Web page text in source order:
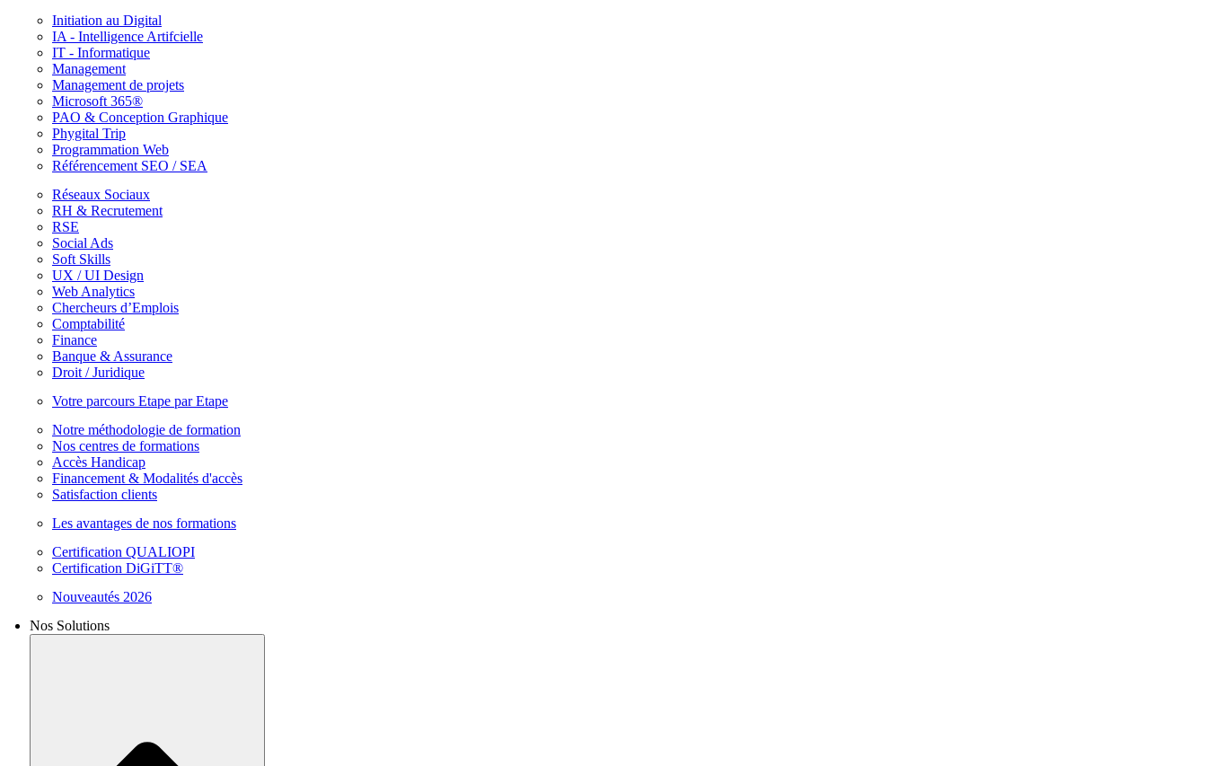
Initiation au Digital
IA - Intelligence Artifcielle
IT - Informatique
Management
Management de projets
Microsoft 365®
PAO & Conception Graphique
Phygital Trip
Programmation Web
Référencement SEO / SEA
Réseaux Sociaux
RH & Recrutement
RSE
Social Ads
Soft Skills
UX / UI Design
Web Analytics
Chercheurs d’Emplois
Comptabilité
Finance
Banque & Assurance
Droit / Juridique
Votre parcours Etape par Etape
Notre méthodologie de formation
Nos centres de formations
Accès Handicap
Financement & Modalités d'accès
Satisfaction clients
Les avantages de nos formations
Certification QUALIOPI
Certification DiGiTT®
Nouveautés 2026
Nos Solutions